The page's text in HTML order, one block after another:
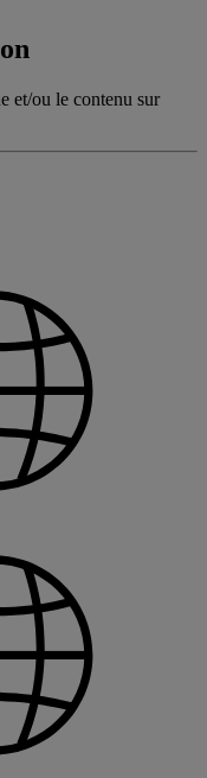
et/ou le contenu sur